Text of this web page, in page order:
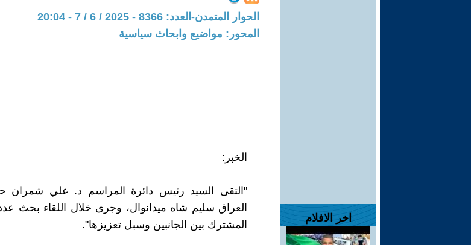
اخر الافلام
الحوار المتمدن-العدد: 8366 - 2025 / 6 / 7 - 20:04
المحور: مواضيع وابحاث سياسية
الخبر:
"التقى السيد رئيس دائرة المراسم د. علي شمران
العراق سليم شاه ميدانوال، وجرى خلال اللقاء بحث
المشترك بين الجانبين وسبل تعزيزها".